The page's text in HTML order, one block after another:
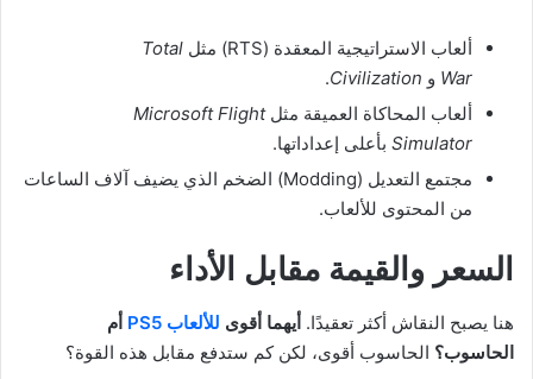
ألعاب الاستراتيجية المعقدة (RTS) مثل
Total
War و Civilization
.
ألعاب المحاكاة العميقة مثلMicrosoft Flight
Simulator بأعلى إعداداتها.
مجتمع التعديل (Modding) الضخم الذي يضيف آلاف الساعات
من المحتوى للألعاب.
السعر والقيمة مقابل الأداء
هنا يصبح النقاش أكثر تعقيدًا. أيهما أقوى للألعاب PS5
أم
الحاسوب؟ الحاسوب أقوى، لكن كم ستدفع مقابل هذه القوة؟